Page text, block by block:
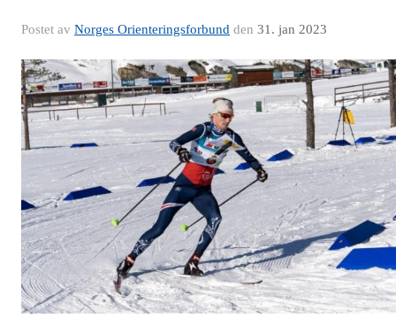
Postet av Norges Orienteringsforbund den 31. jan 2023